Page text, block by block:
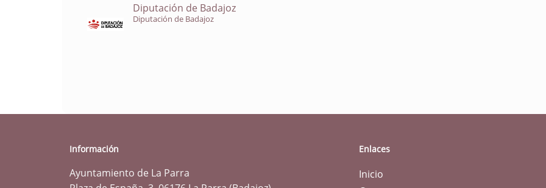
Diputación de Badajoz
Diputación de Badajoz
Información
Ayuntamiento de La Parra
Enlaces
Inicio